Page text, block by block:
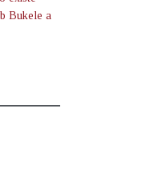
Bukele a